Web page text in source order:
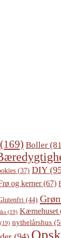
(169) Boller
(37) DIY
og kerner(67)
(44)
(19) Kærnehuset
(19) nythelårshus